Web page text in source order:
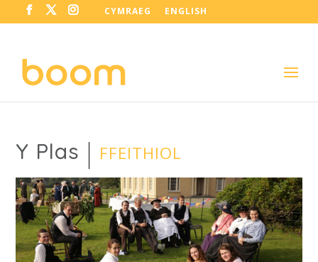
CYMRAEG ENGLISH
Y Plas FFEITHIOL